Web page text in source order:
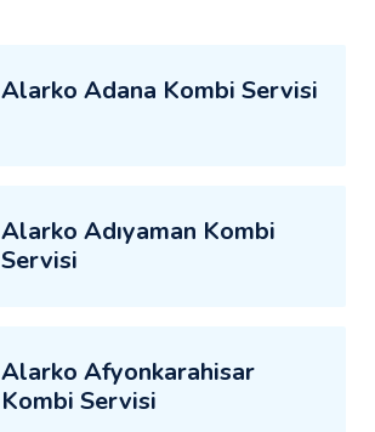
Alarko Adana Kombi Servisi
Alarko Adıyaman Kombi
Servisi
Alarko Afyonkarahisar
Kombi Servisi